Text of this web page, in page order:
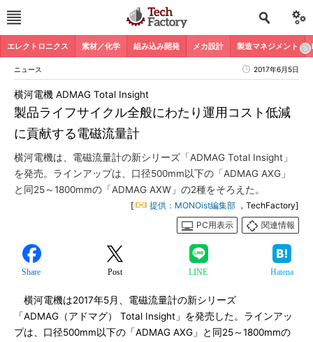
エレクトロニクス 素材／化学 組み込み開発 メカ設計 製造マネジメント
ニュース 2017年6月5日
製品ライフサイクル全般にわたり運用コスト低減
に貢献する電磁流量計
横河電機 ADMAG Total Insight
横河電機は、電磁流量計の新シリーズ「ADMAG Total Insight」
を発売。ラインアップは、口径500mm以下の「ADMAG AXG」
と同25～1800mmの「ADMAG AXW」の2種をそろえた。
[ 提供：MONOist編集部 ，TechFactory]
PC用表示
関連情報
Share Post LINE Hatena
横河電機は2017年5月、電磁流量計の新シリーズ
「ADMAG（アドマグ） Total Insight」を発売した。ラインアッ
プは、口径500mm以下の「ADMAG AXG」と同25～1800mmの